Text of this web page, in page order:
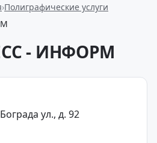
Полиграфические услуги
- ИНФОРМ
ул., д. 92